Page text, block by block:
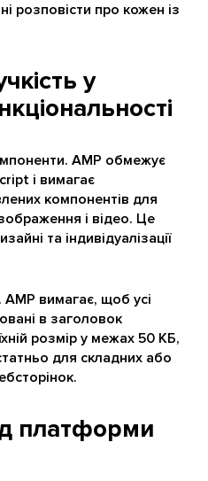
розповісти про кожен із
у
AMP обмежує
і вимагає
компонентів для
і відео. Це
та індивідуалізації
AMP вимагає, щоб усі
в заголовок
розмір у межах 50 КБ,
для складних або
платформи